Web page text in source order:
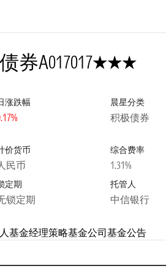
券A017017
涨跌幅 晨星分类
积极债券
价货币
民币
综合费率
1.31%
定期
锁定期
托管人
中信银行
基金经理策略基金公司基金公告